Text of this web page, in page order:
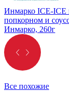
Инмарко ICE-ICE
попкорном и
Инмарко, 260г
Все похожие